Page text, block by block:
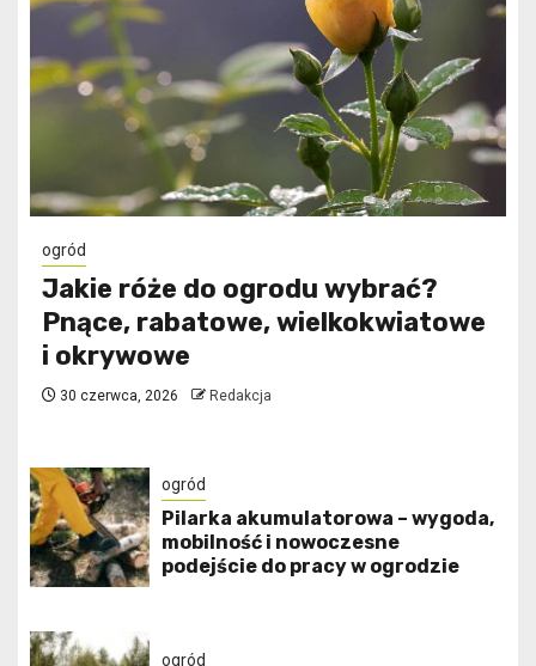
ogród
Jakie róże do ogrodu wybrać?
Pnące, rabatowe, wielkokwiatowe
i okrywowe
30 czerwca, 2026 Redakcja
ogród
Pilarka akumulatorowa – wygoda,
mobilność i nowoczesne
podejście do pracy w ogrodzie
ogród